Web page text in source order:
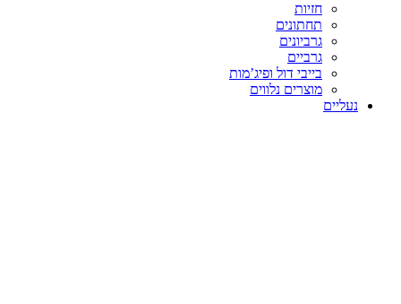
חזיות
תחתונים
גרביונים
גרביים
בייבי דול ופיג’מות
מוצרים נלווים
נעליים